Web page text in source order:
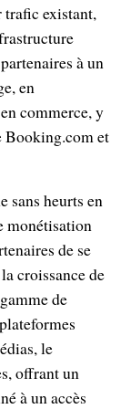
trafic existant,
à un
en
commerce, y
Booking.com et
sans heurts en
monétisation
de se
croissance de
de
le
offrant un
à un accès